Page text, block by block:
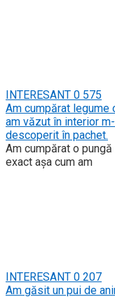
INTERESANT 0 575
Am cumpărat legume
am văzut în interior
descoperit în pachet.
Am cumpărat o
exact așa cum am
INTERESANT 0 207
Am găsit un pui de